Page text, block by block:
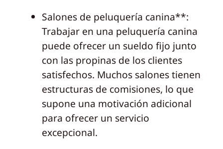
Salones de peluquería canina**:
Trabajar en una peluquería canina
puede ofrecer un sueldo fijo junto
con las propinas de los clientes
satisfechos. Muchos salones tienen
estructuras de comisiones, lo que
supone una motivación adicional
para ofrecer un servicio
excepcional.